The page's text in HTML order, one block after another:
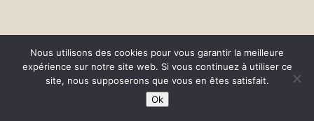
Nous utilisons des cookies pour vous garantir la meilleure
expérience sur notre site web. Si vous continuez à utiliser ce
site, nous supposerons que vous en êtes satisfait.
Ok